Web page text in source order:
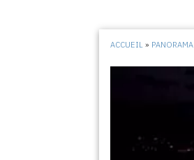
ACCUEIL » PANORAMA